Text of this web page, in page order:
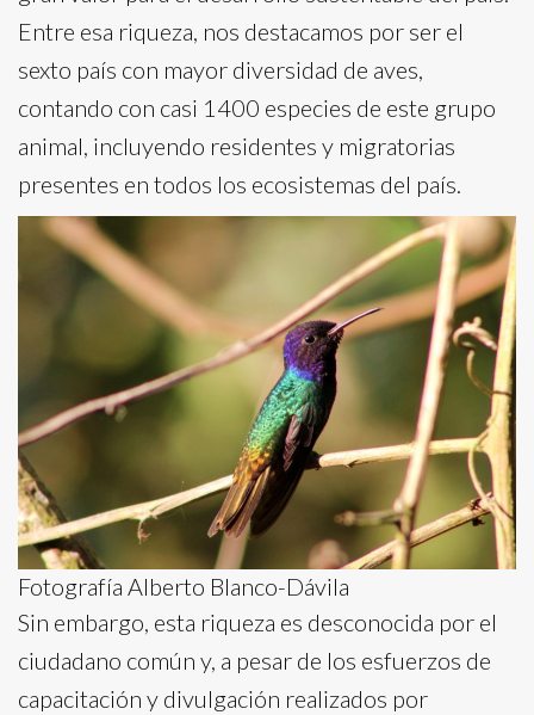
Entre esa riqueza, nos destacamos por ser el
sexto país con mayor diversidad de aves,
contando con casi 1400 especies de este grupo
animal, incluyendo residentes y migratorias
presentes en todos los ecosistemas del país.
Fotografía Alberto Blanco-Dávila
Sin embargo, esta riqueza es desconocida por el
ciudadano común y, a pesar de los esfuerzos de
capacitación y divulgación realizados por